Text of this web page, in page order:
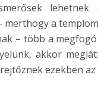
merthogy a
– több a
akkor
ezekben az